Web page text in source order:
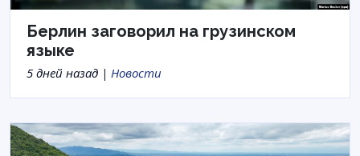
Берлин заговорил на грузинском
языке
5 дней назад | Новости